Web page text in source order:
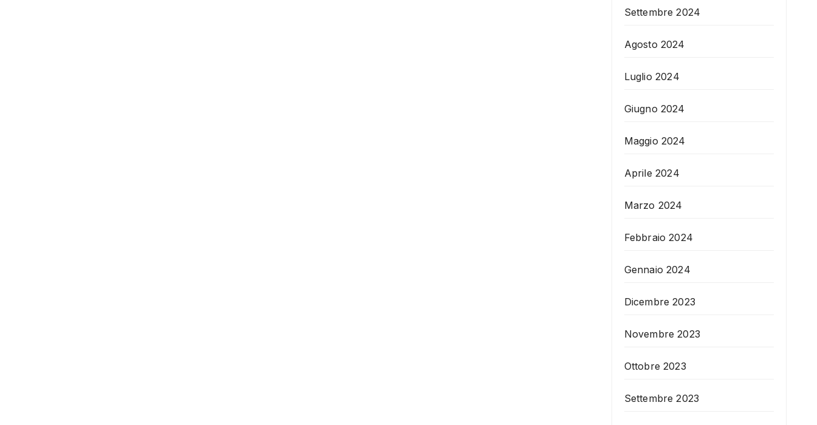
Settembre 2024
Agosto 2024
Luglio 2024
Giugno 2024
Maggio 2024
Aprile 2024
Marzo 2024
Febbraio 2024
Gennaio 2024
Dicembre 2023
Novembre 2023
Ottobre 2023
Settembre 2023